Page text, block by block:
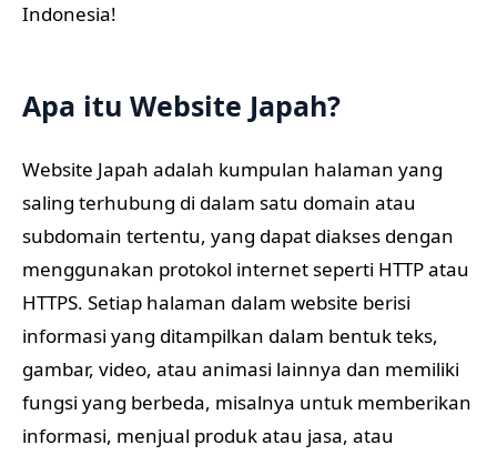
Indonesia!
Apa itu Website Japah?
Website Japah adalah kumpulan halaman yang
saling terhubung di dalam satu domain atau
subdomain tertentu, yang dapat diakses dengan
menggunakan protokol internet seperti HTTP atau
HTTPS. Setiap halaman dalam website berisi
informasi yang ditampilkan dalam bentuk teks,
gambar, video, atau animasi lainnya dan memiliki
fungsi yang berbeda, misalnya untuk memberikan
informasi, menjual produk atau jasa, atau